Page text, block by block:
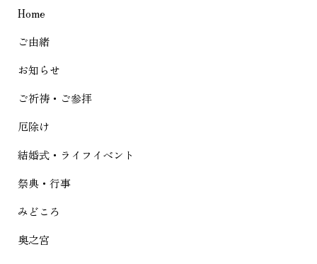
ー
シ
ョ
ン
Home
ご由緒
お知らせ
ご祈祷・ご参拝
厄除け
結婚式・ライフイベント
祭典・行事
みどころ
奥之宮